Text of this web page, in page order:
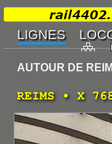
AUTOUR DE
REIMS • X